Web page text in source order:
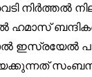
button below.
spam your
നിർത്തൽ
ഹമാസ്
ഇസ്രയേൽ